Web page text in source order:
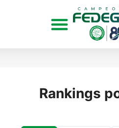
Rankings